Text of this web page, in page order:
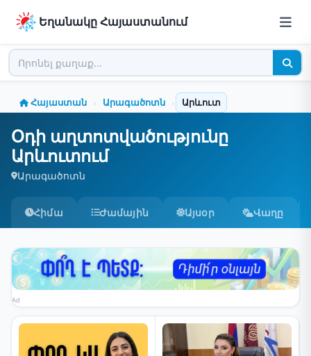
Եղանակը Հայաստանում
Հայաստան › Արագածոտն › Արևուտ
Օդի աղտոտվածությունը
Արևուտում
Արագածոտն
Հիմա Ժամային Այսօր Վաղը
Ad